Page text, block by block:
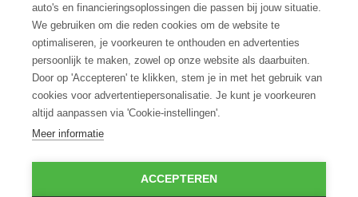
Algemene Voorwaarden
Disclaimer
Privacy Policy
Cookies
Cookie policy
auto's en financieringsoplossingen die passen bij jouw situatie.
We gebruiken om die reden cookies om de website te
optimaliseren, je voorkeuren te onthouden en advertenties
persoonlijk te maken, zowel op onze website als daarbuiten.
Door op 'Accepteren' te klikken, stem je in met het gebruik van
cookies voor advertentiepersonalisatie. Je kunt je voorkeuren
altijd aanpassen via 'Cookie-instellingen'.
Meer informatie
ACCEPTEREN